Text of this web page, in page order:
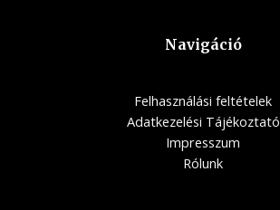
Navigáció
Felhasználási feltételek
Adatkezelési Tájékoztató
Impresszum
Rólunk